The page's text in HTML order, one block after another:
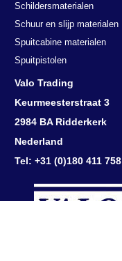
Schildersmaterialen
Schuur en slijp materialen
Spuitcabine materialen
Spuitpistolen
Valo Trading
Keurmeesterstraat 3
2984 BA Ridderkerk
Nederland
Tel: +31 (0)180 411 758